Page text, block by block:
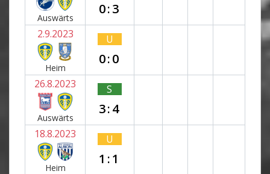
Auswärts
0:3
2.9.2023
Heim
U
0:0
26.8.2023
Auswärts
S
3:4
18.8.2023
Heim
U
1:1